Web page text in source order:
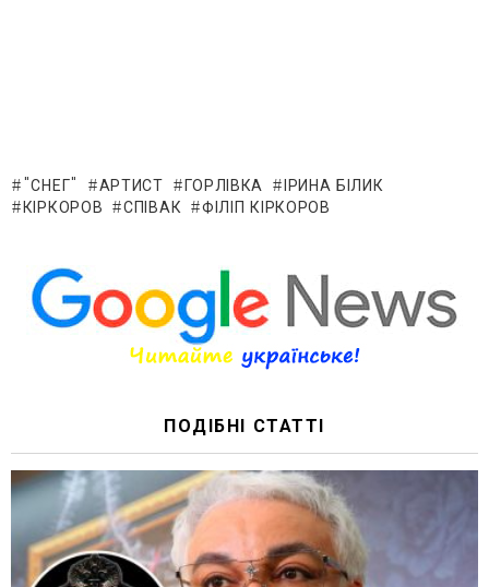
"СНЕГ" АРТИСТ ГОРЛІВКА
ІРИНА БІЛИК
КІРКОРОВ
СПІВАК ФІЛІП КІРКОРОВ
ПОДІБНІ СТАТТІ